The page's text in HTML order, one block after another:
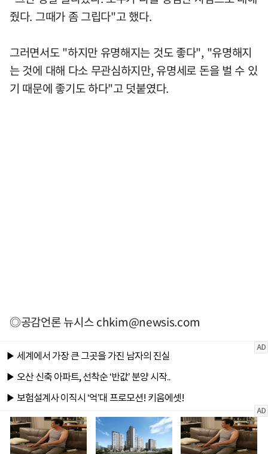
줬다. 그때가 좀 그립다"고 했다.
그러면서도 "하지만 유명해지는 것도 좋다", "유명해지
는 것에 대해 다소 무관심하지만, 유명세로 돈을 벌 수 있
기 때문에 좋기도 하다"고 덧붙였다.
◎공감언론 뉴시스chkim@newsis.com